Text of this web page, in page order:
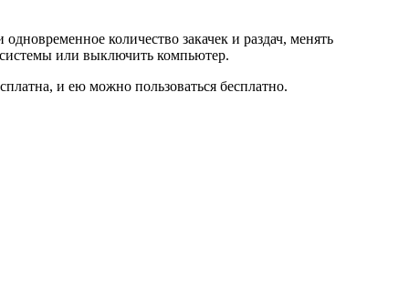
количество закачек и раздач, менять
системы или выключить компьютер.
и ею можно пользоваться бесплатно.